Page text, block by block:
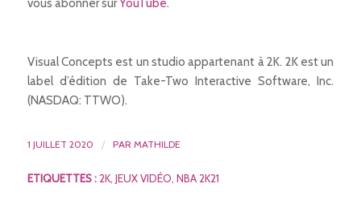
vous abonner surYouTube.
Visual Concepts est un studio appartenant à 2K. 2K est un
label d’édition de Take-Two Interactive Software, Inc.
(NASDAQ: TTWO).
1 JUILLET 2020 / PAR MATHILDE
ETIQUETTES : 2K, JEUX VIDÉO, NBA 2K21